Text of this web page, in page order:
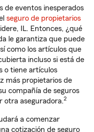
de eventos inesperados
seguro de propietarios
IL. Entonces, ¿qué
le garantiza que puede
como los artículos que
incluso si está de
o tiene artículos
más propietarios de
compañía de seguros
otra aseguradora.2
a comenzar
cotización de seguro